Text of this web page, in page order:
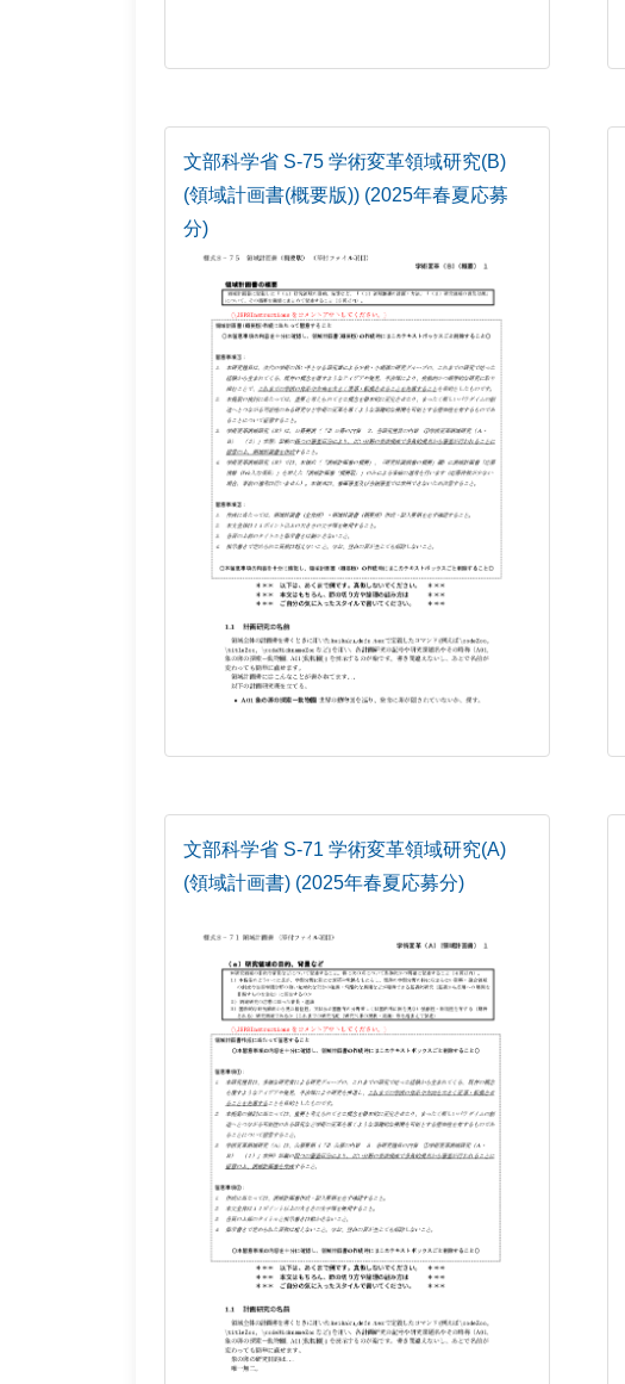
文部科学省 S-75 学術変革領域研究(B)
(領域計画書(概要版)) (2025年春夏応募
分)
文部科学省 S-71 学術変革領域研究(A)
(領域計画書) (2025年春夏応募分)